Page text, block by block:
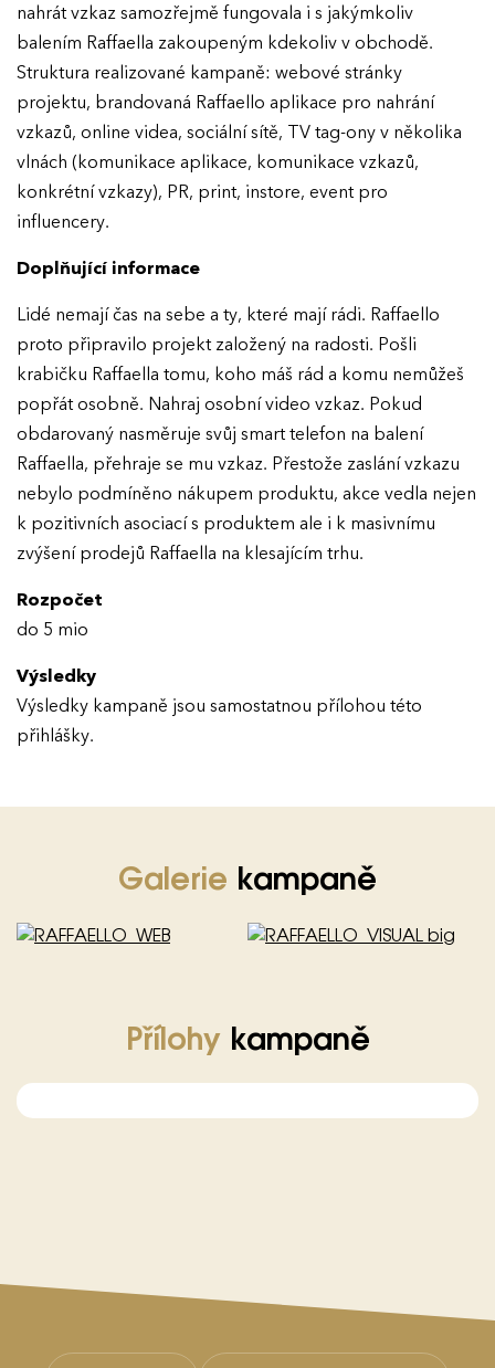
nahrát vzkaz samozřejmě fungovala i s jakýmkoliv
balením Raffaella zakoupeným kdekoliv v obchodě.
Struktura realizované kampaně: webové stránky
projektu, brandovaná Raffaello aplikace pro nahrání
vzkazů, online videa, sociální sítě, TV tag-ony v několika
vlnách (komunikace aplikace, komunikace vzkazů,
konkrétní vzkazy), PR, print, instore, event pro
influencery.
Doplňující informace
Lidé nemají čas na sebe a ty, které mají rádi. Raffaello
proto připravilo projekt založený na radosti. Pošli
krabičku Raffaella tomu, koho máš rád a komu nemůžeš
popřát osobně. Nahraj osobní video vzkaz. Pokud
obdarovaný nasměruje svůj smart telefon na balení
Raffaella, přehraje se mu vzkaz. Přestože zaslání vzkazu
nebylo podmíněno nákupem produktu, akce vedla nejen
k pozitivních asociací s produktem ale i k masivnímu
zvýšení prodejů Raffaella na klesajícím trhu.
Rozpočet
do 5 mio
Výsledky
Výsledky kampaně jsou samostatnou přílohou této
přihlášky.
Galerie kampaně
Přílohykampaně